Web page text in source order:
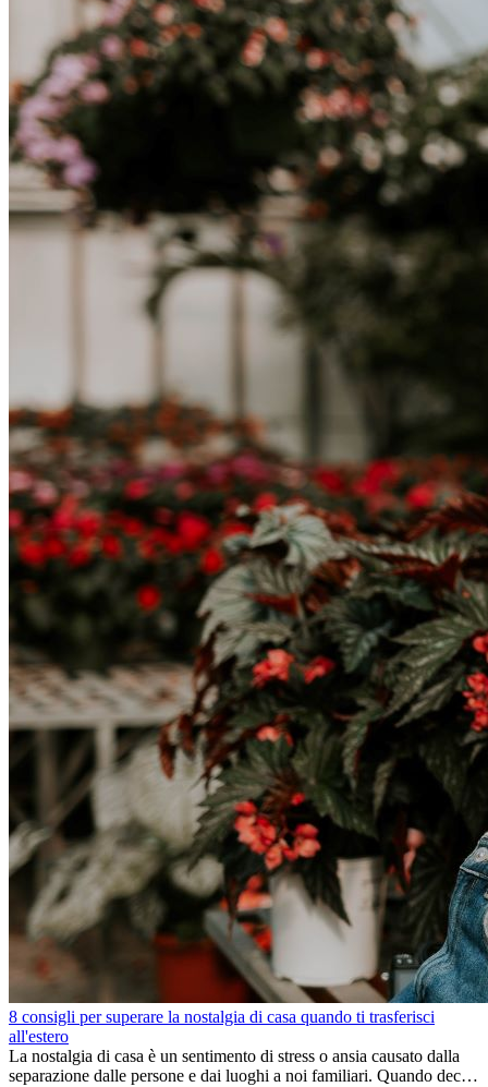
8 consigli per superare la nostalgia di casa quando ti trasferisci
all'estero
La nostalgia di casa è un sentimento di stress o ansia causato dalla
separazione dalle persone e dai luoghi a noi familiari. Quando decidi